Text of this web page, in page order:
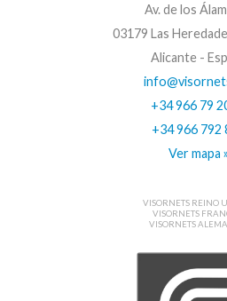
Av. de los
03179 Las
Alicante -
+34 966 79
+34 966 792
Ver mapa »
VISORNETS REINO
VISORNETS
VISORNETS